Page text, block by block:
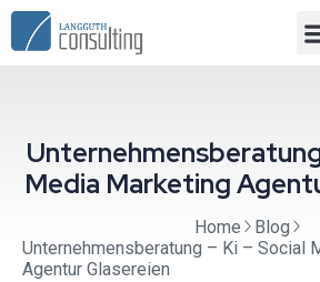
Media Marketing
Home
Blog
Unternehmensberatung – Ki – Social
Agentur Glasereien